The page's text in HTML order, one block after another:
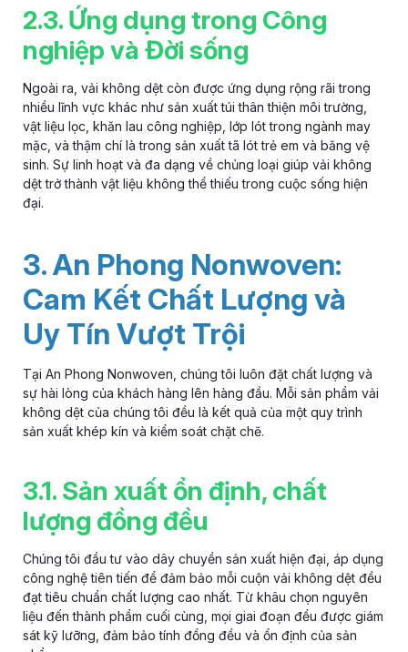
2.3. Ứng dụng trong Công
nghiệp và Đời sống
Ngoài ra, vải không dệt còn được ứng dụng rộng rãi trong
nhiều lĩnh vực khác như sản xuất túi thân thiện môi trường,
vật liệu lọc, khăn lau công nghiệp, lớp lót trong ngành may
mặc, và thậm chí là trong sản xuất tã lót trẻ em và băng vệ
sinh. Sự linh hoạt và đa dạng về chủng loại giúp vải không
dệt trở thành vật liệu không thể thiếu trong cuộc sống hiện
đại.
3. An Phong Nonwoven:
Cam Kết Chất Lượng và
Uy Tín Vượt Trội
Tại An Phong Nonwoven, chúng tôi luôn đặt chất lượng và
sự hài lòng của khách hàng lên hàng đầu. Mỗi sản phẩm vải
không dệt của chúng tôi đều là kết quả của một quy trình
sản xuất khép kín và kiểm soát chặt chẽ.
3.1. Sản xuất ổn định, chất
lượng đồng đều
Chúng tôi đầu tư vào dây chuyền sản xuất hiện đại, áp dụng
công nghệ tiên tiến để đảm bảo mỗi cuộn vải không dệt đều
đạt tiêu chuẩn chất lượng cao nhất. Từ khâu chọn nguyên
liệu đến thành phẩm cuối cùng, mọi giai đoạn đều được giám
sát kỹ lưỡng, đảm bảo tính đồng đều và ổn định của sản